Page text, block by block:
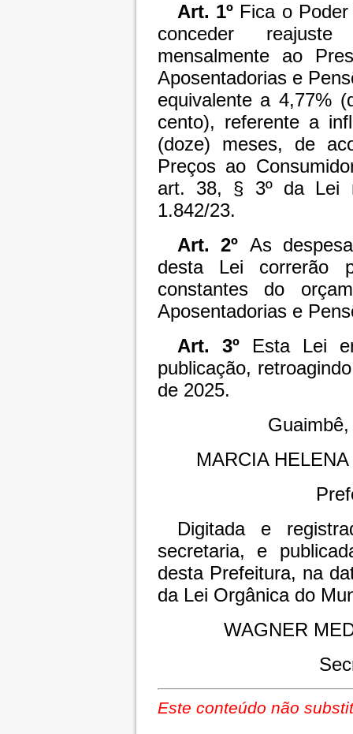
Art. 1º Fica o
conceder
mensalmente ao
Aposentadorias e
equivalente a 4,77%
cento), referente a
(doze) meses, de
Preços ao
art. 38, § 3º da Lei
1.842/23.
Art. 2º As
desta Lei correrão
constantes do
Aposentadorias e
Art. 3º Esta Lei
publicação,
de 2025.
MARCIA
Digitada e
secretaria, e
desta Prefeitura, na
da Lei Orgânica do
WAGNER
Este conteúdo não